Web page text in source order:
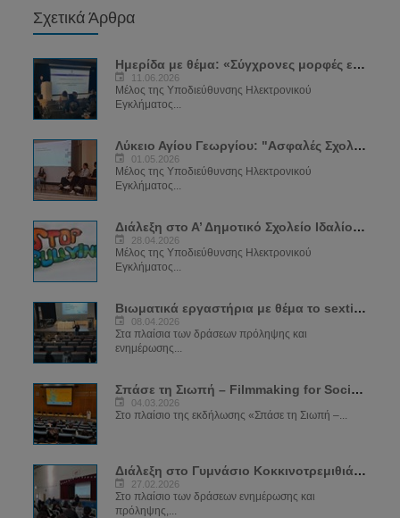
Σχετικά Άρθρα
Ημερίδα με θέμα: «Σύγχρονες μορφές εξάρτησης: SEXTING και VAPING»
11.06.2026
Μέλος της Υποδιεύθυνσης Ηλεκτρονικού
Εγκλήματος...
Λύκειο Αγίου Γεωργίου: "Ασφαλές Σχολείο για το Διαδίκτυο"
01.05.2026
Μέλος της Υποδιεύθυνσης Ηλεκτρονικού
Εγκλήματος...
Διάλεξη στο Α’ Δημοτικό Σχολείο Ιδαλίου - "Ψηφιακή Ικανότητα – Ασφαλές Διαδίκτυο"
28.04.2026
Μέλος της Υποδιεύθυνσης Ηλεκτρονικού
Εγκλήματος...
Βιωματικά εργαστήρια με θέμα το sexting
08.04.2026
Στα πλαίσια των δράσεων πρόληψης και
ενημέρωσης...
Σπάσε τη Σιωπή – Filmmaking for Social Change
04.03.2026
Στο πλαίσιο της εκδήλωσης «Σπάσε τη Σιωπή –...
Διάλεξη στο Γυμνάσιο Κοκκινοτρεμιθιάς για το Sexting
27.02.2026
Στο πλαίσιο των δράσεων ενημέρωσης και
πρόληψης,...